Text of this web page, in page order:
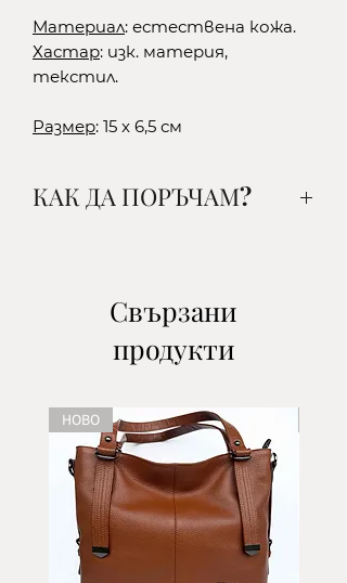
Материал: естествена кожа.
Хастар: изк. материя,
текстил.
Размер: 15 x 6,5 см
КАК ДА ПОРЪЧАМ?
-до офис на ЕКОНТ- наложен
-до офис на СПИДИ- наложен
платеж/поема се от клиента/
-с куриер на ЕКОНТ- наложен
платеж/поема се от клиента/
-с куриер на СПИДИ- наложен
платеж/поема се от клиента/
3.Въведете данни за доставка
*В полето ''Адрес'' въведете
Свързани
продукти
НОВО